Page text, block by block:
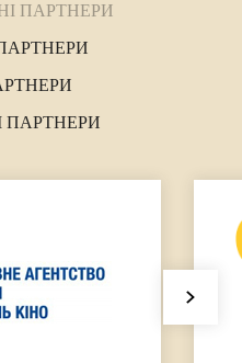
ПАРТНЕРИ
ПАРТНЕРИ